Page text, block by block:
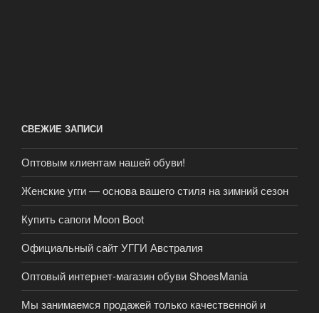
СВЕЖИЕ ЗАПИСИ
Оптовым клиентам нашей обуви!
Женские угги — основа вашего стиля на зимний сезон
Купить сапоги Moon Boot
Официальный сайт УГГИ Австралия
Оптовый интернет-магазин обуви ShoesMania
Мы занимаемся продажей только качественной и